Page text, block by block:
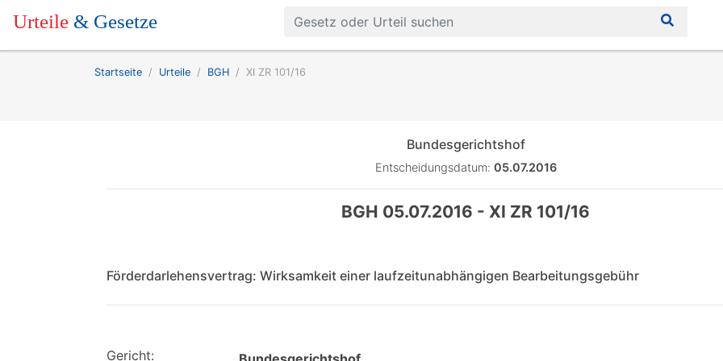
Urteile & Gesetze
Startseite Urteile BGH XI ZR 101/16
Bundesgerichtshof
Entscheidungsdatum: 05.07.2016
BGH 05.07.2016 - XI ZR 101/16
Förderdarlehensvertrag: Wirksamkeit einer laufzeitunabhängigen Bearbeitungsgebühr
Gericht: